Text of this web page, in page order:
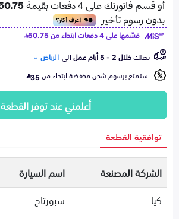
قسّمها على 4 دفعات ابتداء من
50.75
تصلكخلال 2 - 5 أيام عمل الى الرياض
استمتع برسوم شحن مخفضة ابتداء من35
أعلمني عند توفر القطعة
توافقية القطعة
الشركة المصنعة اسم السيارة
كيا
سبورتاج